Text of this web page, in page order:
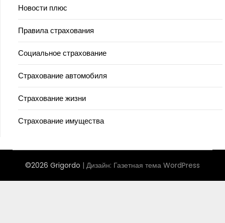
Новости плюс
Правила страхования
Социальное страхование
Страхование автомобиля
Страхование жизни
Страхование имущества
©2026 Grigordo | Дизайн: Газетная тема WordPress